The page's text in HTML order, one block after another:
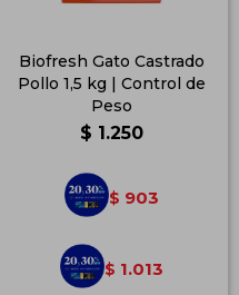
Biofresh Gato Castrado
Pollo 1,5 kg | Control de
Peso
$ 1.250
$ 903
$ 1.013